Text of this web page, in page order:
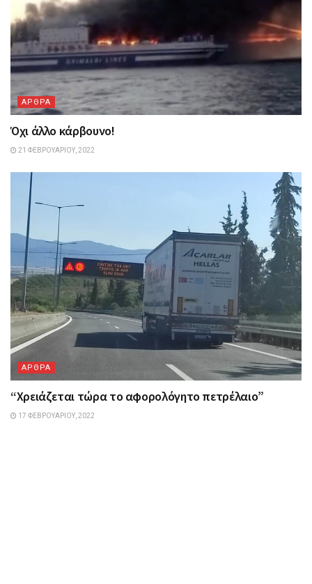
ΑΡΘΡΑ
Όχι άλλο κάρβουνο!
21 ΦΕΒΡΟΥΑΡΊΟΥ, 2022
ΑΡΘΡΑ
“Χρειάζεται τώρα το αφορολόγητο πετρέλαιο”
17 ΦΕΒΡΟΥΑΡΊΟΥ, 2022